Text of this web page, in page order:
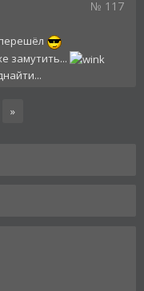
№ 117
замутить...
»